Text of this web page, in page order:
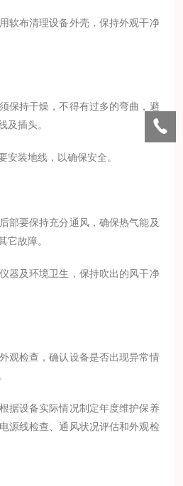
布清理设备外壳，保持外观干净
持干燥，不得有过多的弯曲，避
及插头。
装地线，以确保安全。
要保持充分通风，确保热气能及
它故障。
及环境卫生，保持吹出的风干净
检查，确认设备是否出现异常情
设备实际情况制定年度维护保养
源线检查、通风状况评估和外观检